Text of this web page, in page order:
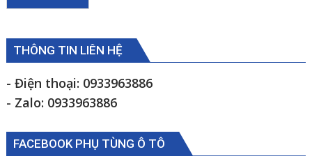
THÔNG TIN LIÊN HỆ
- Điện thoại: 0933963886
- Zalo: 0933963886
FACEBOOK PHỤ TÙNG Ô TÔ